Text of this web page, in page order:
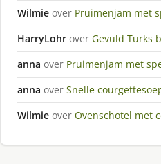
Wilmie over Pruimenjam met
HarryLohr over Gevuld Turks
anna over Pruimenjam met
anna over Snelle
Wilmie over Ovenschotel met